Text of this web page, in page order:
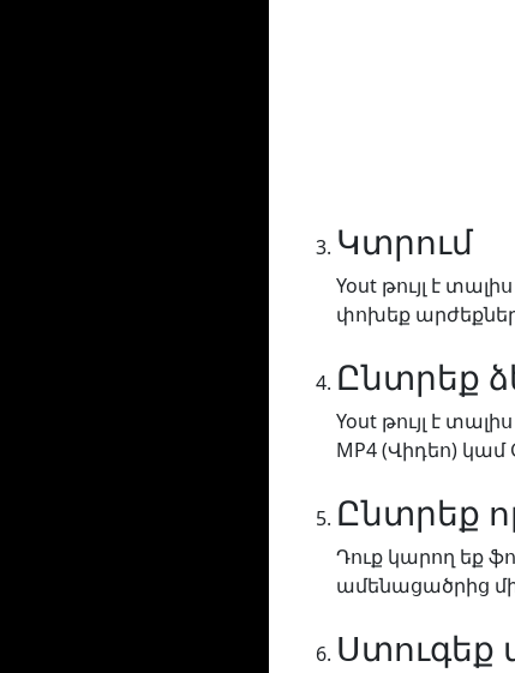
Կտրում
Yout թույլ է
փոխեք
Ընտրեք
Yout թույլ է
MP4 (Վիդեո) կամ
Ընտրեք
Դուք կարող եք
ամենացածրից
Ստուգեք